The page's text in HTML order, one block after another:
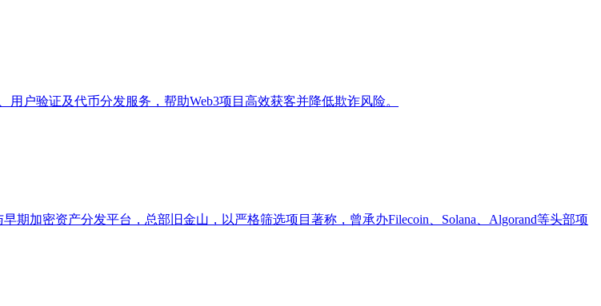
户验证及代币分发服务，帮助Web3项目高效获客并降低欺诈风险。
期加密资产分发平台，总部旧金山，以严格筛选项目著称，曾承办Filecoin、Solana、Algorand等头部项